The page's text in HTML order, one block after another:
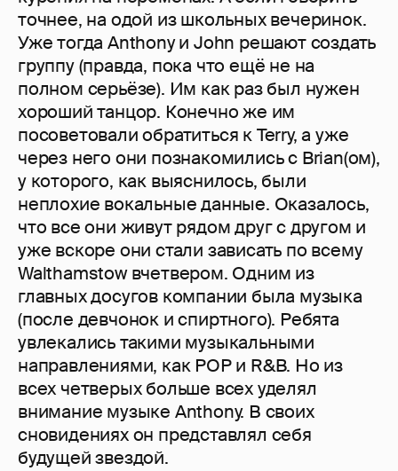
точнее, на одой из школьных вечеринок.
Уже тогда Anthony и John решают создать
группу (правда, пока что ещё не на
полном серьёзе). Им как раз был нужен
хороший танцор. Конечно же им
посоветовали обратиться к Terry, а уже
через него они познакомились с Brian(ом),
у которого, как выяснилось, были
неплохие вокальные данные. Оказалось,
что все они живут рядом друг с другом и
уже вскоре они стали зависать по всему
Walthamstow вчетвером. Одним из
главных досугов компании была музыка
(после девчонок и спиртного). Ребята
увлекались такими музыкальными
направлениями, как РОР и R&B. Но из
всех четверых больше всех уделял
внимание музыке Anthony. В своих
сновидениях он представлял себя
будущей звездой.